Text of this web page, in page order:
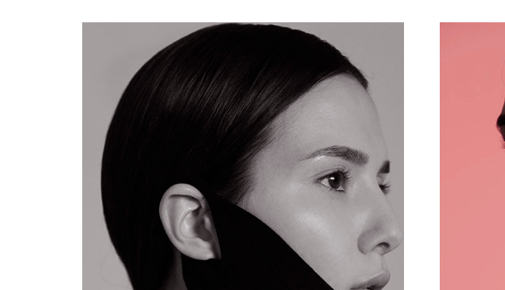
МАСКА
Добавьте к основной услуге маску:
Кислородная маска
Маска с Бета-глюканом
Маска с активированным углем
Маска с липолитическим действием
Лифтинговая маска по типу кожи
Маска для рук
Маска Detox
Кислородная маска